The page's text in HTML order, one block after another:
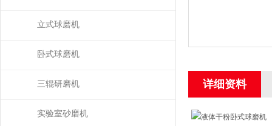
立式球磨机
卧式球磨机
三辊研磨机
实验室砂磨机
详细资料